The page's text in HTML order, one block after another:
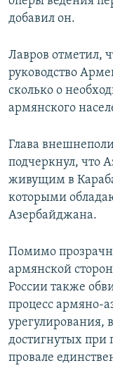
добавил он.
Лавров отметил,
руководство
сколько о
армянского
Глава
подчеркнул, что
живущим в
которыми
Азербайджана.
Помимо
армянской
России также
процесс армяно-
урегулирования,
достигнутых при
провале